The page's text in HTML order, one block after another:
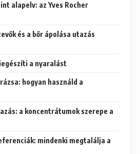
alapelv: az Yves Rocher
és a bőr ápolása utazás
a nyaralást
hogyan használd a
a koncentrátumok szerepe a
mindenki megtalálja a